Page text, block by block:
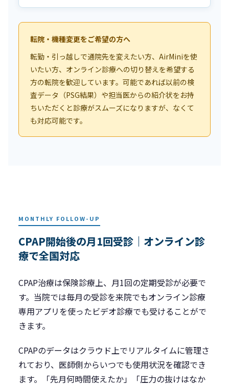
転院・機種変更をご希望の方へ
転勤・引っ越しで通院先を変えたい方、AirMiniを使
いたい方、オンライン診療への切り替えを希望する
方の転院を歓迎しています。可能であれば以前の検
査データ（PSG結果）や担当医からの紹介状をお持
ちいただくと診療がスムーズになりますが、なくて
も対応可能です。
MONTHLY FOLLOW-UP
CPAP開始後の月1回受診｜オンライン診
療で全国対応
CPAP治療は保険診療上、月1回の定期受診が必要で
す。当院では毎月の受診を来院でもオンライン診療
専用アプリを使ったビデオ診療でも受けることがで
きます。
CPAPのデータはクラウド上でリアルタイムに管理さ
れており、医師側からいつでも使用状況を確認でき
ます。「先月何時間使えたか」「圧力の抜けはなか